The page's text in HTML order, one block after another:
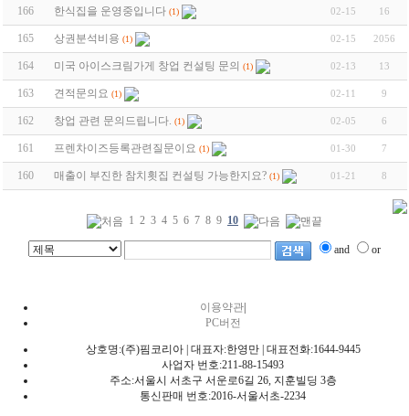
166 한식집을 운영중입니다 (1) 02-15 16
165 상권분석비용 (1) 02-15 2056
164 미국 아이스크림가게 창업 컨설팅 문의 (1) 02-13 13
163 견적문의요 (1) 02-11 9
162 창업 관련 문의드립니다. (1) 02-05 6
161 프렌차이즈등록관련질문이요 (1) 01-30 7
160 매출이 부진한 참치횟집 컨설팅 가능한지요? (1) 01-21 8
1 2 3 4 5 6 7 8 9 10
and or
이용약관|
PC버전
상호명:(주)핌코리아 | 대표자:한영만 | 대표전화:1644-9445
사업자 번호:211-88-15493
주소:서울시 서초구 서운로6길 26, 지훈빌딩 3층
통신판매 번호:2016-서울서초-2234